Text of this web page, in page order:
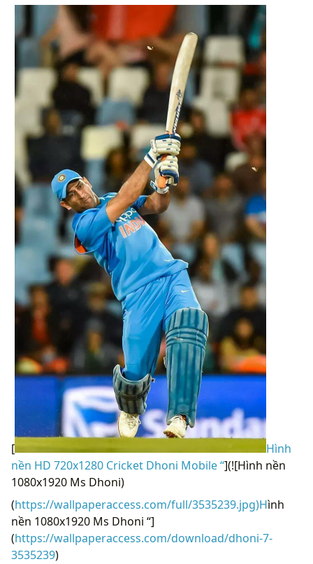
[
Hình
nền HD 720x1280 Cricket Dhoni Mobile “](![Hình nền
1080x1920 Ms Dhoni)
(https://wallpaperaccess.com/full/3535239.jpg)Hình
nền 1080x1920 Ms Dhoni “]
(https://wallpaperaccess.com/download/dhoni-7-
3535239)